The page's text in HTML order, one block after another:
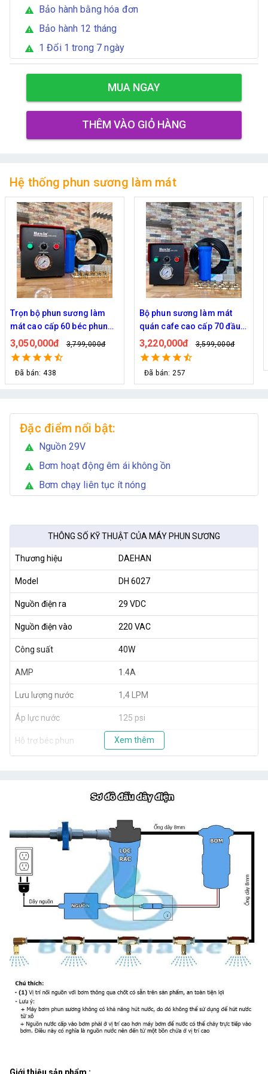
warning Bảo hành bằng hóa đơn
warning Bảo hành 12 tháng
warning 1 Đổi 1 trong 7 ngày
MUA NGAY
THÊM VÀO GIỎ HÀNG
Hệ thống phun sương làm mát
làm
Bộ phun sương làm mát
quán cafe cao cấp 70 đầu
phun
3,220,000đ 3,599,000đ
Bộ phun sương 50
- Bơm Hawin HP 2106
rác 50M dây
2,700,000đ
Đặc điểm nổi bật:
warning Nguồn 29V
warning Bơm hoạt động êm ái không ồn
warning Bơm chạy liên tục ít nóng
THÔNG SỐ KỸ THUẬT CỦA MÁY PHUN SƯƠNG
Thương hiệu DAEHAN
Model DH 6027
Nguồn điện ra 29 VDC
Nguồn điện vào 220 VAC
Công suất 40W
AMP 1.4A
Lưu lượng nước 1,4 LPM
Áp lực nước 125 psi
Hỗ trợ béc phun 10 - 30 béc
Xem thêm
Giới thiệu sản phẩm :